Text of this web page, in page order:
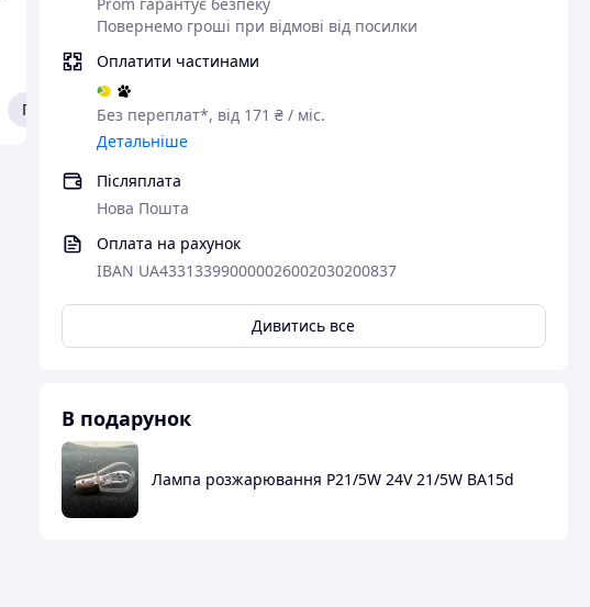
Повернемо гроші при відмові від посилки
Оплатити частинами
Без переплат*, від 171 ₴ / міс.
Детальніше
Післяплата
Нова Пошта
Оплата на рахунок
IBAN UA433133990000026002030200837
Дивитись все
В подарунок
Лампа розжарювання P21/5W 24V 21/5W BA15d
Про продавця